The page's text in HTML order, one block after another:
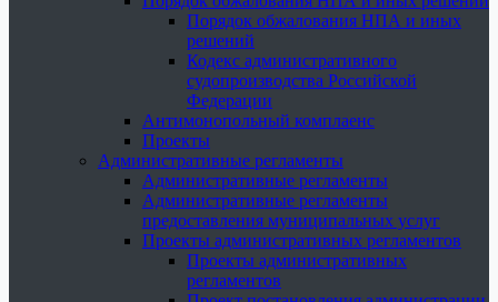
Порядок обжалования НПА и иных
решений
Кодекс административного
судопроизводства Российской
Федерации
Антимонопольный комплаенс
Проекты
Административные регламенты
Административные регламенты
Административные регламенты
предоставления муниципальных услуг
Проекты административных регламентов
Проекты административных
регламентов